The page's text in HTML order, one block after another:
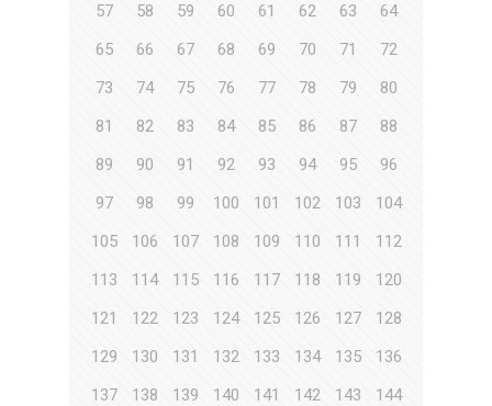
57
58 59 60 61 62 63
64
65
66 67 68 69 70 71
72
73
74 75 76 77 78 79
80
81
82 83 84 85 86 87
88
89
90 91 92 93 94 95
96
97
98 99 100 101 102 103
104
105
106 107 108 109 110 111
112
113
114 115 116 117 118 119
120
121
122 123 124 125 126 127
128
129
130 131 132 133 134 135
136
137
138 139 140 141 142 143
144